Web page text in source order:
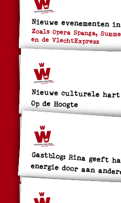
Nieuwe evenementen
Zoals Opera Spanga,
en de VlechtExpress
Nieuwe culturele hart
Op de Hoogte
Gastblog: Rina geeft
energie door aan